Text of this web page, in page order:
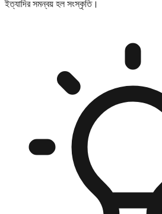
ইত্যাদির সমন্বয় হল সংস্কৃতি।